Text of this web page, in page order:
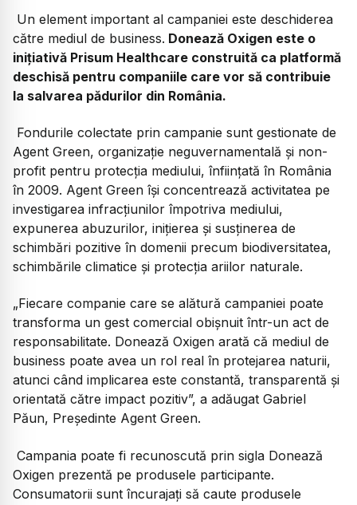
Un element important al campaniei este deschiderea
către mediul de business. Donează Oxigen este o
inițiativă Prisum Healthcare construită ca platformă
deschisă pentru companiile care vor să contribuie
la salvarea pădurilor din România.
Fondurile colectate prin campanie sunt gestionate de
Agent Green, organizație neguvernamentală și non-
profit pentru protecția mediului, înființată în România
în 2009. Agent Green își concentrează activitatea pe
investigarea infracțiunilor împotriva mediului,
expunerea abuzurilor, inițierea și susținerea de
schimbări pozitive în domenii precum biodiversitatea,
schimbările climatice și protecția ariilor naturale.
„Fiecare companie care se alătură campaniei poate
transforma un gest comercial obișnuit într-un act de
responsabilitate. Donează Oxigen arată că mediul de
business poate avea un rol real în protejarea naturii,
atunci când implicarea este constantă, transparentă și
orientată către impact pozitiv”, a adăugat Gabriel
Păun, Președinte Agent Green.
Campania poate fi recunoscută prin sigla Donează
Oxigen prezentă pe produsele participante.
Consumatorii sunt încurajați să caute produsele